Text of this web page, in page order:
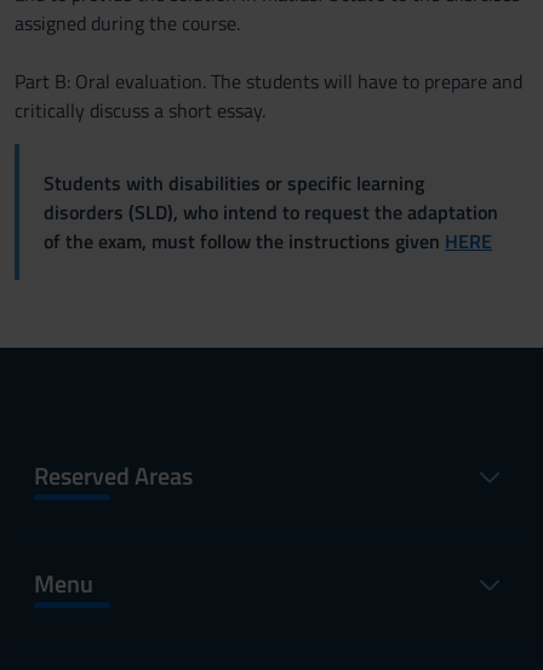
assigned during the course.
Part B: Oral evaluation. The students will have to prepare and
critically discuss a short essay.
Students with disabilities or specific learning
disorders (SLD), who intend to request the adaptation
of the exam, must follow the instructions given HERE
Reserved Areas
Menu